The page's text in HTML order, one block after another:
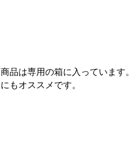
商品は専用の箱に入っています
にもオススメです。